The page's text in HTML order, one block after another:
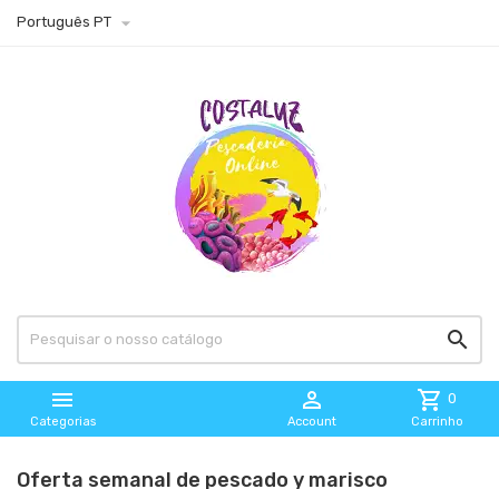
Português PT 


Categorias

Account
shopping_cart 0
Carrinho
Oferta semanal de pescado y marisco